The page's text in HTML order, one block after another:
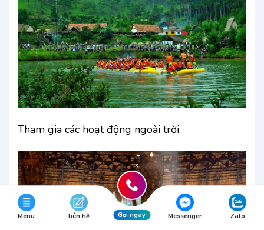
Tham gia các hoạt động ngoài trời.
Menu liên hệ Gọi ngay Messenger Zalo